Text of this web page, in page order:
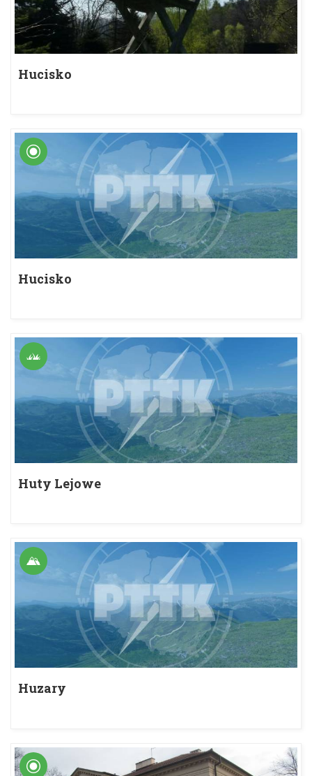
Hucisko
Hucisko
Huty Lejowe
Huzary